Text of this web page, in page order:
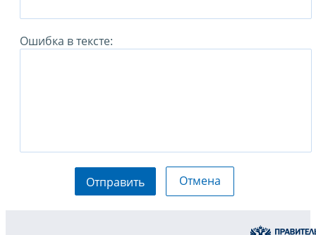
Ошибка в тексте:
Отправить Отмена